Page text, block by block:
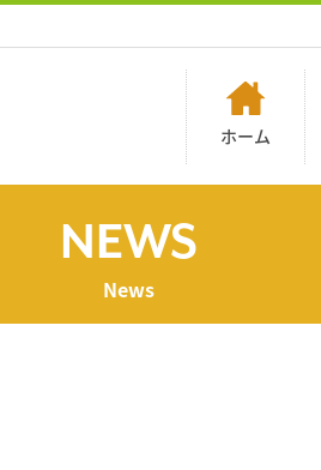
ホーム
NEWS
News